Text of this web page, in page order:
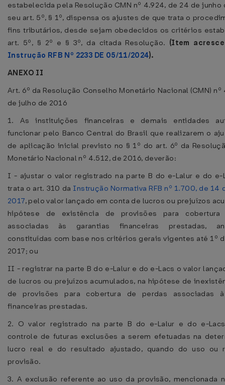
estabelecida pela Resolução CMN nº 4.924, de 24 de junho
seu art. 5º, § 1º, dispensa os ajustes de que trata o
fins tributários, desde sejam obedecidos os critérios
art. 5º, § 2º e § 3º, da citada Resolução. (Item
Instrução RFB Nº 2233 DE 05/11/2024).
ANEXO II
Art. 6º da Resolução Conselho Monetário Nacional (CMN) nº
de julho de 2016
1. As instituições financeiras e demais entidades
funcionar pelo Banco Central do Brasil que realizarem o
de aplicação inicial previsto no § 1º do art. 6º da
Monetário Nacional nº 4.512, de 2016, deverão:
I - ajustar o valor registrado na parte B do e-Lalur e do e-
trata o art. 310 da Instrução Normativa RFB nº 1.700, de 14
2017, pelo valor lançado em conta de lucros ou prejuízos
hipótese de existência de provisões para
associadas às garantias financeiras prestadas,
constituídas com base nos critérios gerais vigentes até 1º
2017; ou
II - registrar na parte B do e-Lalur e do e-Lacs o valor
de lucros ou prejuízos acumulados, na hipótese de
de provisões para cobertura de perdas associadas
financeiras prestadas.
2. O valor registrado na parte B do e-Lalur e do e-
controle de futuras exclusões a serem efetuadas na
lucro real e do resultado ajustado, quando do uso ou
provisão.
3. A exclusão referente ao uso da provisão, mencionada